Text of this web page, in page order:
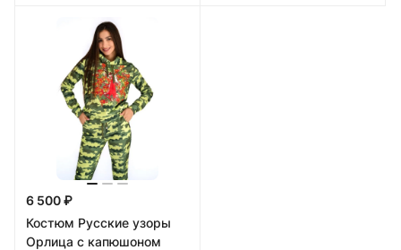
6 500 ₽
Костюм Русские узоры
Орлица с капюшоном